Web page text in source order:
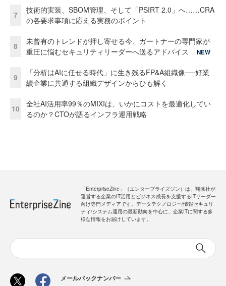
7
技術的実装、SBOM管理、そして「PSIRT 2.0」へ……CRA
の各要求事項に応える実務のポイント
8
未曾有のトレンドが押し寄せる今、ガートナーの専門家が
重圧に悩むセキュリティリーダーへ送るアドバイス
NEW
9
「分析はAIに任せる時代」に生き残るFP&A組織像──好業
績企業に共通する組織デザインからひも解く
10
全社AI活用率99％のMIXIは、いかにコストを最適化してい
るのか？CTOが語るインフラ運用戦略
「EnterpriseZine」（エンタープライズジン）は、翔泳社が
運営する企業のIT活用とビジネス成長を支援するITリーダー
向け専門メディアです。データテクノロジー/情報セキュリ
ティ/システム運用の最新動向を中心に、企業ITに関する多
様な情報をお届けしています。
メールバックナンバー